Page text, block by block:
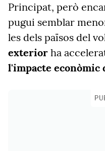
Principat, però
pugui semblar
les dels països del
exterior ha
l'impacte econòmic